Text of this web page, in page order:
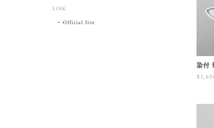
染付
LINK
Official Site